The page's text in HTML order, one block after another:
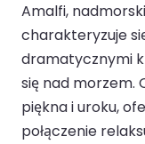
Amalfi,
charakteryzuje
dramatycznymi
się nad morzem.
piękna i uroku,
połączenie